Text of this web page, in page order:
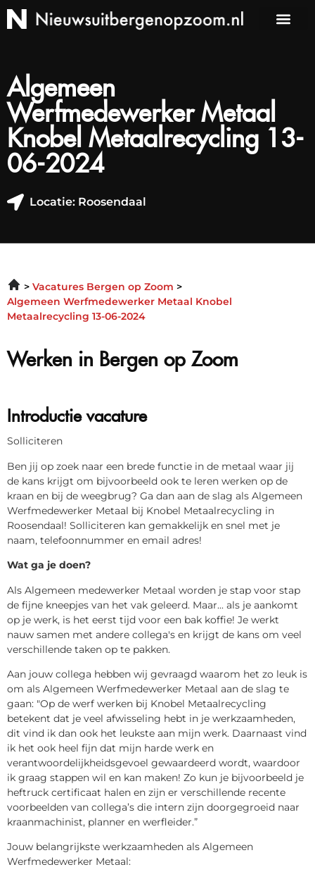
Algemeen
Werfmedewerker Metaal
Knobel Metaalrecycling 13-
06-2024
Locatie: Roosendaal
Vacatures Bergen op Zoom
Algemeen Werfmedewerker Metaal Knobel
Metaalrecycling 13-06-2024
Werken in Bergen op Zoom
Introductie vacature
Solliciteren
Ben jij op zoek naar een brede functie in de metaal waar jij
de kans krijgt om bijvoorbeeld ook te leren werken op de
kraan en bij de weegbrug? Ga dan aan de slag als Algemeen
Werfmedewerker Metaal bij Knobel Metaalrecycling in
Roosendaal! Solliciteren kan gemakkelijk en snel met je
naam, telefoonnummer en email adres!
Wat ga je doen?
Als Algemeen medewerker Metaal worden je stap voor stap
de fijne kneepjes van het vak geleerd. Maar... als je aankomt
op je werk, is het eerst tijd voor een bak koffie! Je werkt
nauw samen met andere collega's en krijgt de kans om veel
verschillende taken op te pakken.
Aan jouw collega hebben wij gevraagd waarom het zo leuk is
om als Algemeen Werfmedewerker Metaal aan de slag te
gaan: "Op de werf werken bij Knobel Metaalrecycling
betekent dat je veel afwisseling hebt in je werkzaamheden,
dit vind ik dan ook het leukste aan mijn werk. Daarnaast vind
ik het ook heel fijn dat mijn harde werk en
verantwoordelijkheidsgevoel gewaardeerd wordt, waardoor
ik graag stappen wil en kan maken! Zo kun je bijvoorbeeld je
heftruck certificaat halen en zijn er verschillende recente
voorbeelden van collega’s die intern zijn doorgegroeid naar
kraanmachinist, planner en werfleider.”
Jouw belangrijkste werkzaamheden als Algemeen
Werfmedewerker Metaal: